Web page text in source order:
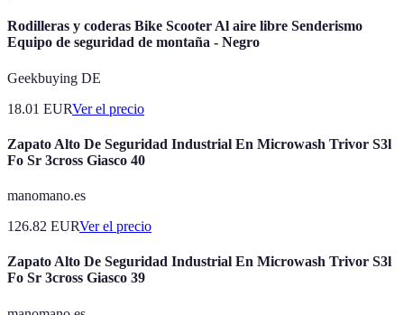
Rodilleras y coderas Bike Scooter Al aire libre Senderismo
Equipo de seguridad de montaña - Negro
Geekbuying DE
18.01 EURVer el precio
Zapato Alto De Seguridad Industrial En Microwash Trivor S3l
Fo Sr 3cross Giasco 40
manomano.es
126.82 EURVer el precio
Zapato Alto De Seguridad Industrial En Microwash Trivor S3l
Fo Sr 3cross Giasco 39